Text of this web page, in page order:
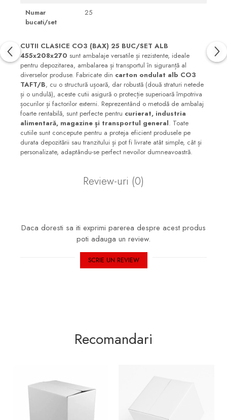
Numar
bucati/set
25
CUTII CLASICE CO3 (BAX) 25 BUC/SET ALB
455x208x270 sunt ambalaje versatile și rezistente, ideale
pentru depozitarea, ambalarea și transportul în siguranță al
diverselor produse. Fabricate din carton ondulat alb CO3
TAFT/B, cu o structură ușoară, dar robustă (două straturi netede
și o undulă), aceste cutii asigură o protecție superioară împotriva
șocurilor și factorilor externi. Reprezentând o metodă de ambalaj
foarte rentabilă, sunt perfecte pentru curierat, industria
alimentară, magazine și transportul general. Toate
cutiile sunt concepute pentru a proteja eficient produsele pe
durata depozitării sau tranzitului și pot fi livrate atât simple, cât și
personalizate, adaptându-se perfect nevoilor dumneavoastră.
Review-uri (0)
Daca doresti sa iti exprimi parerea despre acest produs
poti adauga un review.
SCRIE UN REVIEW
Recomandari